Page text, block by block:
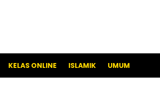
KELAS ONLINE ISLAMIK UMUM